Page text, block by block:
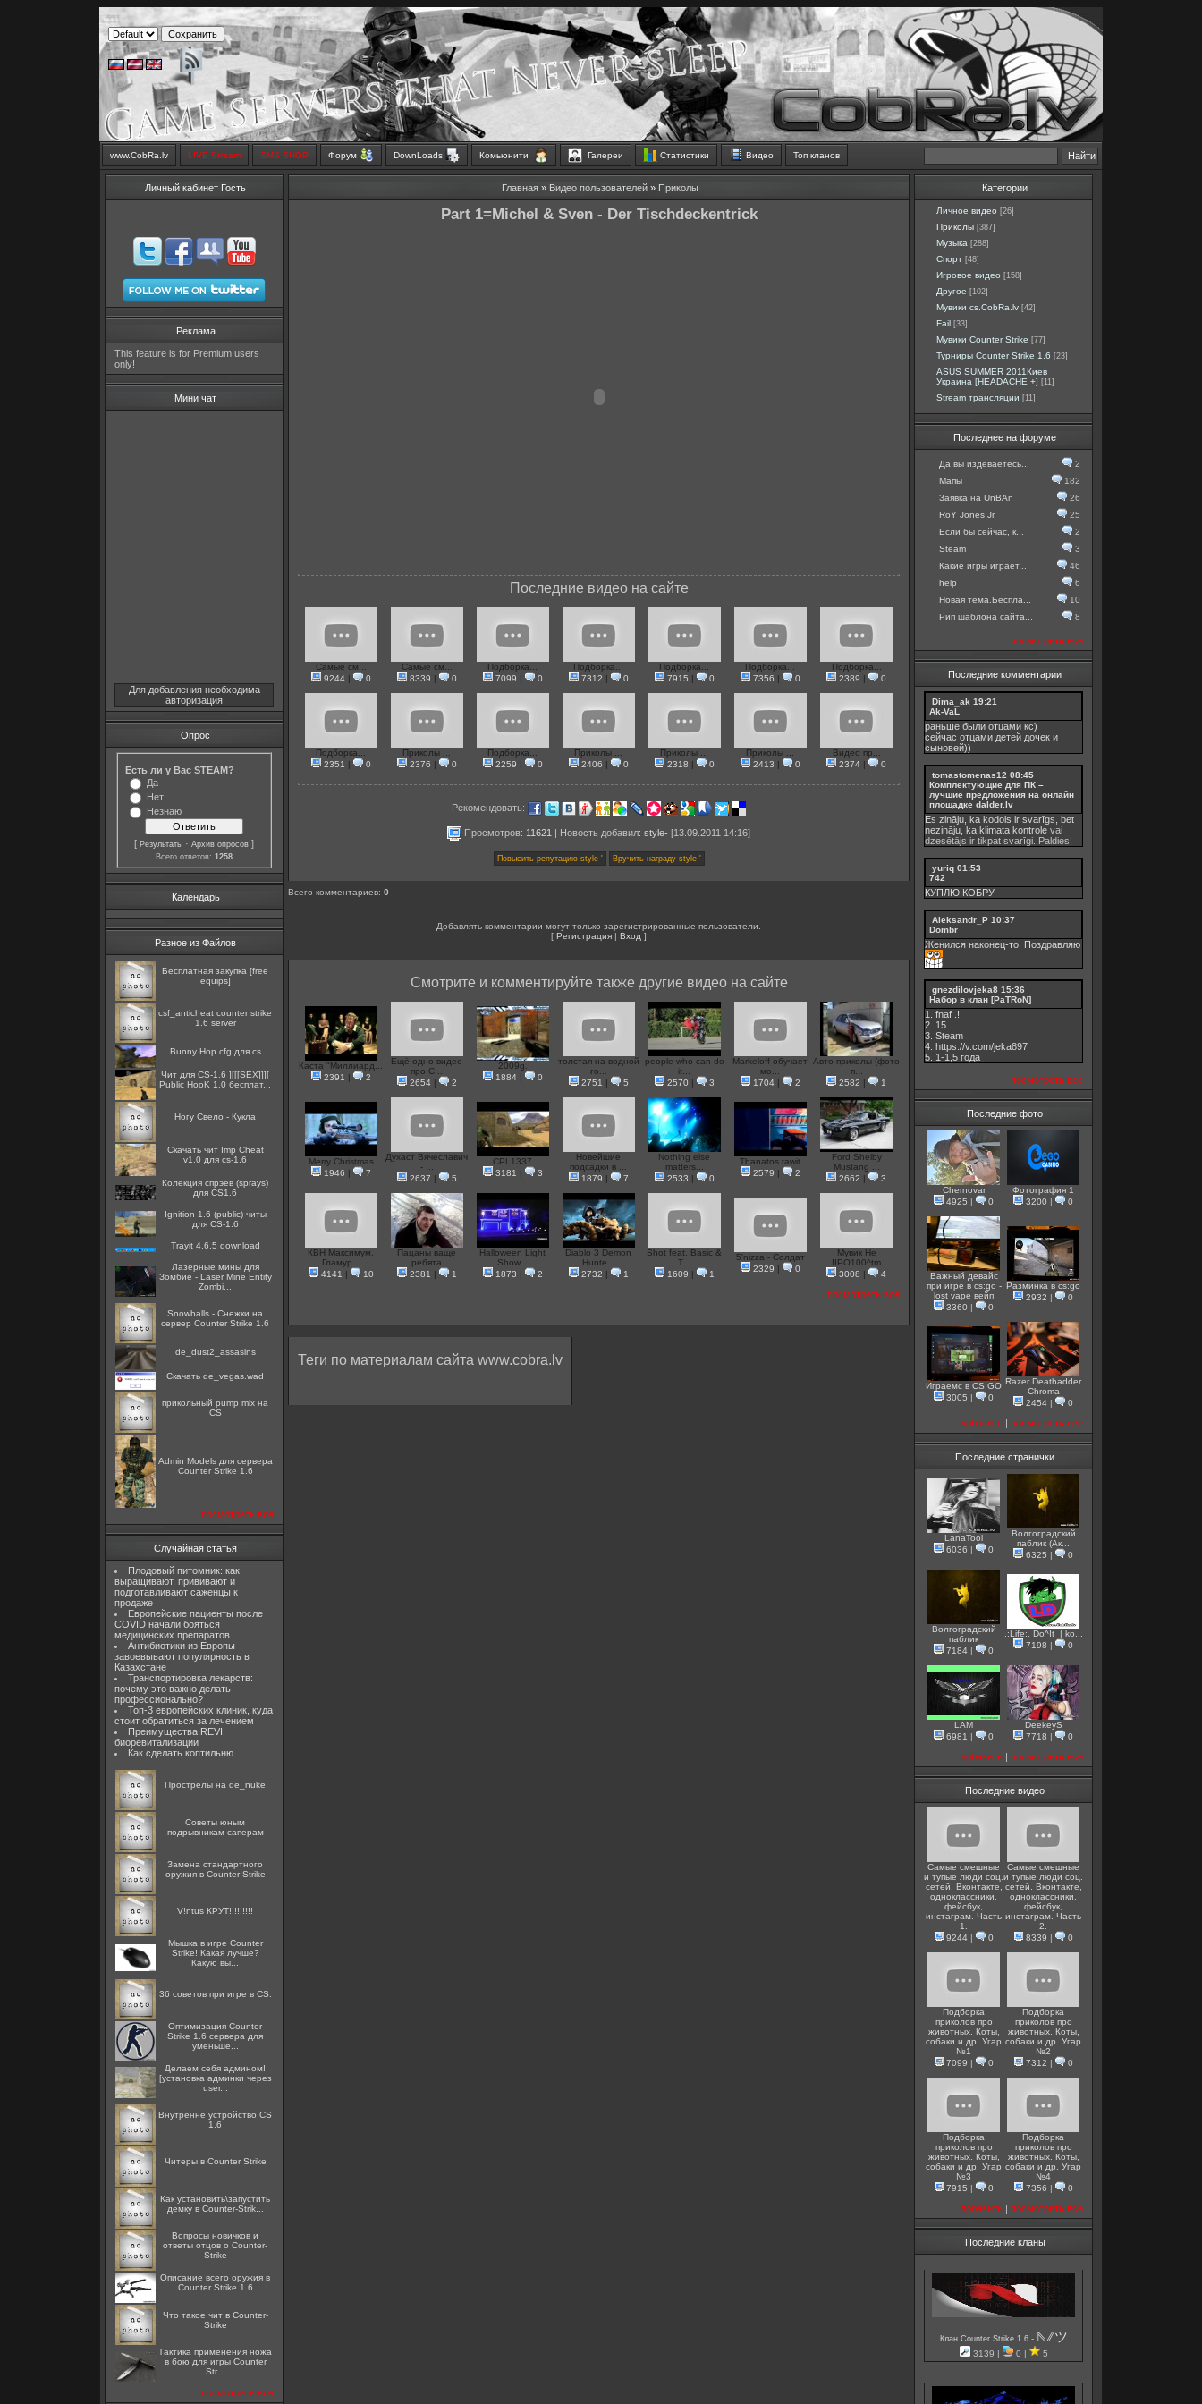
www.CobRa.lv LIVE Stream SMS SHOP Форум DownLoads Комьюнити Галереи Статистики Видео Топ кланов
Личный кабинет Гость
Реклама
This feature is for Premium users
only!
Мини чат
Для добавления необходима
авторизация
Опрос
Есть ли у Вас STEAM?
Да
Нет
Незнаю
[ Результаты · Архив опросов ]
Всего ответов: 1258
Календарь
Разное из Файлов
Бесплатная закупка [free
equips]
csf_anticheat counter strike
1.6 server
Bunny Hop cfg для cs
Чит для CS-1.6 ][[[SEX]]][
Public HooK 1.0 бесплат...
Ногу Свело - Кукла
Скачать чит Imp Cheat
v1.0 для cs-1.6
Колекция спрэев (sprays)
для CS1.6
Ignition 1.6 (public) читы
для CS-1.6
Trayit 4.6.5 download
Лазерные мины для
Зомбие - Laser Mine Entity
Zombi...
Snowballs - Снежки на
сервер Counter Strike 1.6
de_dust2_assasins
Скачать de_vegas.wad
прикольный pump mix на
CS
Admin Models для сервера
Counter Strike 1.6
посмотреть все
Случайная статья
Плодовый питомник: как
выращивают, прививают и
подготавливают саженцы к
продаже
Европейские пациенты после
COVID начали бояться
медицинских препаратов
Антибиотики из Европы
завоевывают популярность в
Казахстане
Транспортировка лекарств:
почему это важно делать
профессионально?
Топ-3 европейских клиник, куда
стоит обратиться за лечением
Преимущества REVI
биоревитализации
Как сделать коптильню
Прострелы на de_nuke
Советы юным
подрывникам-саперам
Замена стандартного
оружия в Counter-Strike
V!ntus КРУТ!!!!!!!!!
Мышка в игре Counter
Strike! Какая лучше?
Какую вы...
36 советов при игре в CS:
Оптимизация Counter
Strike 1.6 сервера для
уменьше...
Делаем себя админом!
[установка админки через
user...
Внутренне устройство CS
1.6
Читеры в Counter Strike
Как установить\запустить
демку в Counter-Strik...
Вопросы новичков и
ответы отцов о Counter-
Strike
Описание всего оружия в
Counter Strike 1.6
Что такое чит в Counter-
Strike
Тактика применения ножа
в бою для игры Counter
Str...
посмотреть все
Главная » Видео пользователей » Приколы
Part 1=Michel & Sven - Der Tischdeckentrick
Последние видео на сайте
Самые см...
9244| 0
Самые см...
8339 | 0
Подборка...
7099 | 0
Подборка...
7312 | 0
Подборка...
7915 | 0
Подборка...
7356 | 0
Подборка...
2389 | 0
Подборка...
2351 | 0
Приколы ...
2376 | 0
Подборка...
2259 | 0
Приколы ...
2406 | 0
Приколы ...
2318 | 0
Приколы ...
2413 | 0
Видео пр...
2374 | 0
Рекомендовать:
Просмотров: 11621 | Новость добавил: style- [13.09.2011 14:16]
Всего комментариев: 0
Добавлять комментарии могут только зарегистрированные пользователи.
[ Регистрация | Вход ]
Смотрите и комментируйте также другие видео на сайте
Каста "Миллиард...
2391 | 2
Ещё одно видео
про C...
2654| 2
2009g.
1884| 0
толстая на водной
го...
2751 | 5
people who can do
it...
2570 | 3
Markeloff обучает
мо...
1704| 2
Авто приколы (фото
п...
2582 | 1
Merry Christmas
1946 | 7
Духаст Вячеславич
- ...
2637 | 5
CPL1337
3181 | 3
Новейшие
подсадки в ...
1879 | 7
Nothing else
matters...
2533 | 0
Thanatos tawit
2579 | 2
Ford Shelby
Mustang ...
2662 | 3
КВН Максимум.
Гламур...
4141 | 10
Пацаны ваще
ребята
2381 | 1
Halloween Light
Show...
1873 | 2
Diablo 3 Demon
Hunte...
2732 | 1
Shot feat. Basic &
Т...
1609 | 1
5'nizza - Солдат
2329 | 0
Мувик He
IIPO100^tm
3008 | 4
посмотреть все
Теги по материалам сайта www.cobra.lv
Категории
Личное видео [26]
Приколы [387]
Музыка [288]
Спорт [48]
Игровое видео [158]
Другое [102]
Мувики cs.CobRa.lv [42]
Fail [33]
Мувики Counter Strike [77]
Турниры Counter Strike 1.6 [23]
ASUS SUMMER 2011Киев
Украина [HEADACHE +] [11]
Stream трансляции [11]
Последнее на форуме
Да вы издеваетесь...
2
Мапы
182
Заявка на UnBAn
26
RoY Jones Jr.
25
Если бы сейчас, к...
2
Steam
3
Какие игры играет...
46
help
6
Новая тема.Беспла...
10
Рип шаблона сайта...
8
посмотреть все
Последние комментарии
Dima_ak 19:21
Ak-VaL
раньше были отцами кс)
сейчас отцами детей дочек и
сыновей))
tomastomenas12 08:45
Комплектующие для ПК –
лучшие предложения на онлайн
площадке dalder.lv
Es zināju, ka kodols ir svarīgs, bet
nezināju, ka klimata kontrole vai
dzesētājs ir tikpat svarīgi. Paldies!
yuriq 01:53
742
КУПЛЮ КОБРУ
Aleksandr_P 10:37
Dombr
Женился наконец-то. Поздравляю
gnezdilovjeka8 15:36
Набор в клан [PaTRoN]
1. fnaf .!.
2. 15
3. Steam
4. https://v.com/jeka897
5. 1-1,5 годa
посмотреть все
Последние фото
Chernovar
4925 | 0
Фотография 1
3200 | 0
Важный девайс
при игре в cs:go -
lost vape вейп
3360 | 0
Разминка в cs:go
2932 | 0
Играемс в CS:GO
3005 | 0
Razer Deathadder
Chroma
2454 | 0
добавить | посмотреть все
Последние странички
LanaTool
6036 | 0
Волгоградский
паблик (Ак...
6325 | 0
Волгоградский
паблик
7184 | 0
.:Life:. Do^It_| ko...
7198 | 0
LAM
6981 | 0
DeekeyS
7718 | 0
добавить | посмотреть все
Последние видео
Самые смешные
и тупые люди соц.
сетей. Вконтакте,
одноклассники,
фейсбук,
инстаграм. Часть
1.
9244| 0
Самые смешные
и тупые люди соц.
сетей. Вконтакте,
одноклассники,
фейсбук,
инстаграм. Часть
2.
8339 | 0
Подборка
приколов про
животных. Коты,
собаки и др. Угар
№1
7099 | 0
Подборка
приколов про
животных. Коты,
собаки и др. Угар
№2
7312 | 0
Подборка
приколов про
животных. Коты,
собаки и др. Угар
№3
7915 | 0
Подборка
приколов про
животных. Коты,
собаки и др. Угар
№4
7356 | 0
добавить | посмотреть все
Последние кланы
Клан Counter Strike 1.6 - ℕℤツ
3139 | 0 | 5